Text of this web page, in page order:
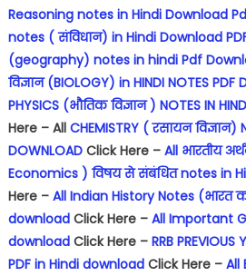
Reasoning notes in Hindi Download
notes ( संविधान) in Hindi Download
(geography) notes in hindi Pdf
विज्ञान (BIOLOGY) in HINDI NOTES
PHYSICS (भौतिक विज्ञान ) NOTES IN
Here – All CHEMISTRY ( रसायन विज्ञान)
DOWNLOAD Click Here – All भारतीय
Economics ) विषय से संबंधित notes in
Here – All Indian History Notes (भारत
download Click Here – All Important
download Click Here – RRB PREVIOUS
PDF in Hindi download Click Here – All